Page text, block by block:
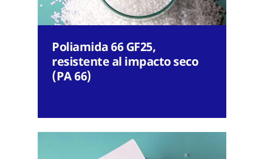
Poliamida 66 GF25,
resistente al impacto seco
(PA 66)